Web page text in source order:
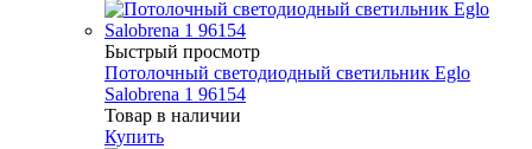
Быстрый просмотр
Потолочный светодиодный светильник Eglo
Salobrena 1 96154
Товар в наличии
Купить